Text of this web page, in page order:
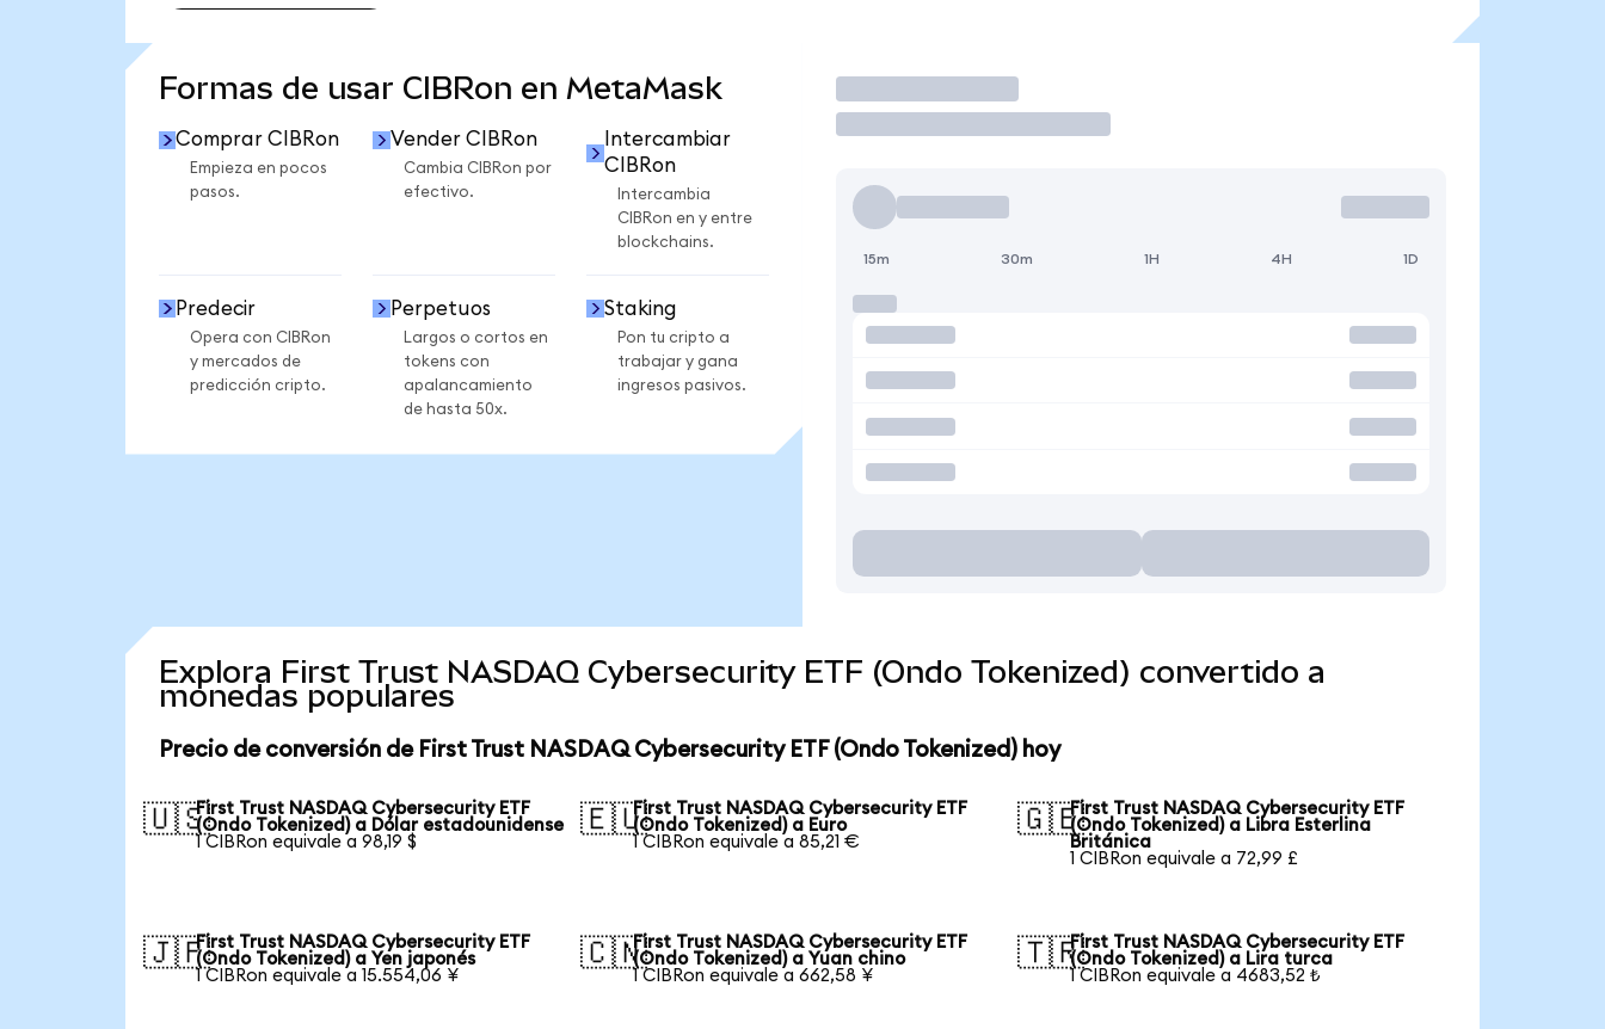
Formas de usar CIBRon en MetaMask
Comprar CIBRon
Empieza en pocos
pasos.
Vender CIBRon
Cambia CIBRon por
efectivo.
Intercambiar
CIBRon
Intercambia
CIBRon en y entre
blockchains.
Predecir
Opera con CIBRon
y mercados de
predicción cripto.
Perpetuos
Largos o cortos en
tokens con
apalancamiento
de hasta 50x.
Staking
Pon tu cripto a
trabajar y gana
ingresos pasivos.
Operar
15m 30m 1H 4H 1D
Explora First Trust NASDAQ Cybersecurity ETF (Ondo Tokenized) convertido a
monedas populares
Precio de conversión de First Trust NASDAQ Cybersecurity ETF (Ondo Tokenized) hoy
🇺🇸First Trust NASDAQ Cybersecurity ETF
(Ondo Tokenized) a Dólar estadounidense
1 CIBRon equivale a 98,19 $
🇪🇺First Trust NASDAQ Cybersecurity ETF
(Ondo Tokenized) a Euro
1 CIBRon equivale a 85,21 €
🇬🇧First Trust NASDAQ Cybersecurity ETF
(Ondo Tokenized) a Libra Esterlina
Británica
1 CIBRon equivale a 72,99 £
🇯🇵First Trust NASDAQ Cybersecurity ETF
(Ondo Tokenized) a Yen japonés
1 CIBRon equivale a 15.554,06 ¥
🇨🇳First Trust NASDAQ Cybersecurity ETF
(Ondo Tokenized) a Yuan chino
1 CIBRon equivale a 662,58 ¥
🇹🇷First Trust NASDAQ Cybersecurity ETF
(Ondo Tokenized) a Lira turca
1 CIBRon equivale a 4683,52 ₺